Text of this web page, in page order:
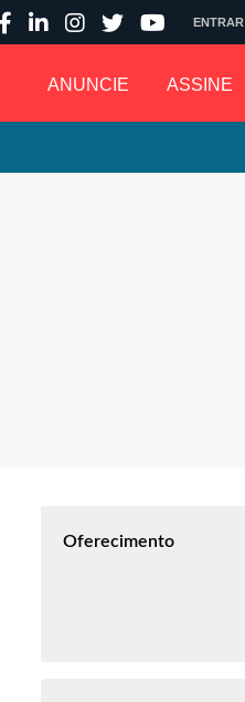
ANUNCIE ASSINE
ENTRAR
Oferecimento